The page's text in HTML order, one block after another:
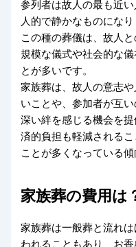
参列者は故人の最も近
人的で静かなものになり
この種の葬儀は、故人
規模な儀式や社会的な
とが多いです。
家族葬は、故人の意志
いことや、参加者が互
深い絆を感じる機会を
済的負担も軽減される
ことが多くなっている傾
家族葬の費用は
家族葬は一般葬と流れ
われることもあり、お